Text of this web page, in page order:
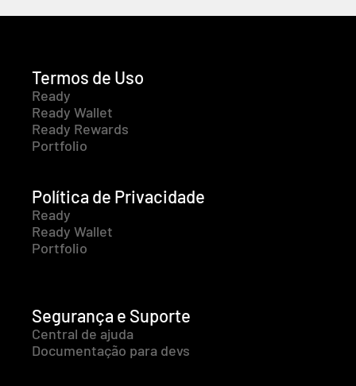
Termos de Uso
Ready
Ready Wallet
Ready Rewards
Portfolio
Política de Privacidade
Ready
Ready Wallet
Portfolio
Segurança e Suporte
Central de ajuda
Documentação para devs